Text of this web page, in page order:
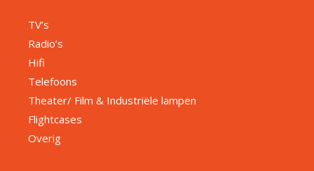
TV’s
Radio’s
Hifi
Telefoons
Theater/ Film & Industriële lampen
Flightcases
Overig